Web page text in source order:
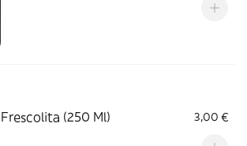
Frescolita (250 Ml) 3,00 €